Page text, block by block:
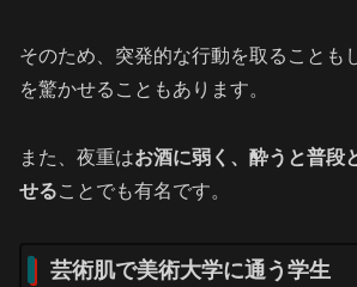
そのため、突発的な行動を取ることも
を驚かせることもあります。
また、夜重はお酒に弱く、酔うと普段
せることでも有名です。
芸術肌で美術大学に通う学生